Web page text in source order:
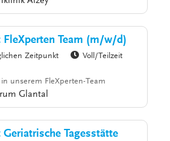
FleXperten Team (m/w/d)
Zeitpunkt
Voll/Teilzeit
unserem FleXperten-Team
Glantal
Geriatrische Tagesstätte